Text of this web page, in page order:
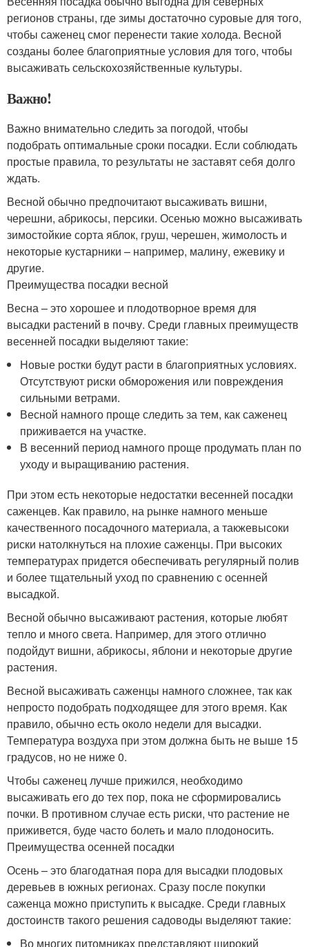
регионов страны, где зимы достаточно суровые для того,
чтобы саженец смог перенести такие холода. Весной
созданы более благоприятные условия для того, чтобы
высаживать сельскохозяйственные культуры.
Важно!
Важно внимательно следить за погодой, чтобы
подобрать оптимальные сроки посадки. Если соблюдать
простые правила, то результаты не заставят себя долго
ждать.
Весной обычно предпочитают высаживать вишни,
черешни, абрикосы, персики. Осенью можно высаживать
зимостойкие сорта яблок, груш, черешен, жимолость и
некоторые кустарники – например, малину, ежевику и
другие.
Преимущества посадки весной
Весна – это хорошее и плодотворное время для
высадки растений в почву. Среди главных преимуществ
весенней посадки выделяют такие:
Новые ростки будут расти в благоприятных условиях.
Отсутствуют риски обморожения или повреждения
сильными ветрами.
Весной намного проще следить за тем, как саженец
приживается на участке.
В весенний период намного проще продумать план по
уходу и выращиванию растения.
При этом есть некоторые недостатки весенней посадки
саженцев. Как правило, на рынке намного меньше
качественного посадочного материала, а такжевысоки
риски натолкнуться на плохие саженцы. При высоких
температурах придется обеспечивать регулярный полив
и более тщательный уход по сравнению с осенней
высадкой.
Весной обычно высаживают растения, которые любят
тепло и много света. Например, для этого отлично
подойдут вишни, абрикосы, яблони и некоторые другие
растения.
Весной высаживать саженцы намного сложнее, так как
непросто подобрать подходящее для этого время. Как
правило, обычно есть около недели для высадки.
Температура воздуха при этом должна быть не выше 15
градусов, но не ниже 0.
Чтобы саженец лучше прижился, необходимо
высаживать его до тех пор, пока не сформировались
почки. В противном случае есть риски, что растение не
приживется, буде часто болеть и мало плодоносить.
Преимущества осенней посадки
Осень – это благодатная пора для высадки плодовых
деревьев в южных регионах. Сразу после покупки
саженца можно приступить к высадке. Среди главных
достоинств такого решения садоводы выделяют такие:
Во многих питомниках представляют широкий